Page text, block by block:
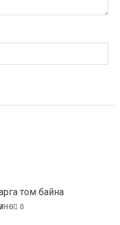
том байна
0